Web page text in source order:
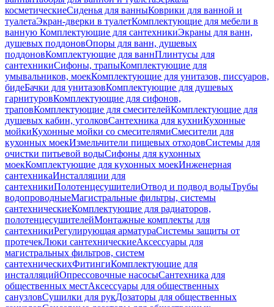
косметическиеСиденья для ванныКоврики для ванной и
туалетаЭкран-дверки в туалетКомплектующие для мебели в
ванную Комплектующие для сантехникиЭкраны для ванн,
душевых поддоновОпоры для ванн, душевых
поддоновКомплектующие для ваннПлинтусы для
сантехникиСифоны, трапыКомплектующие для
умывальников, моекКомплектующие для унитазов, писсуаров,
бидеБачки для унитазовКомплектующие для душевых
гарнитуровКомплектующие для сифонов,
траповКомплектующие для смесителейКомплектующие для
душевых кабин, уголковСантехника для кухниКухонные
мойкиКухонные мойки со смесителямиСмесители для
кухонных моекИзмельчители пищевых отходовСистемы для
очистки питьевой водыСифоны для кухонных
моекКомплектующие для кухонных моекИнженерная
сантехникаИнсталляции для
сантехникиПолотенцесушителиОтвод и подвод водыТрубы
водопроводныеМагистральные фильтры, системы
сантехническиеКомплектующие для радиаторов,
полотенцесушителейМонтажные комплекты для
сантехникиРегулирующая арматураСистемы защиты от
протечекЛюки сантехническиеАксессуары для
магистральных фильтров, систем
сантехническихФитингиКомплектующие для
инсталляцийОпрессовочные насосыСантехника для
общественных местАксессуары для общественных
санузловСушилки для рукДозаторы для общественных